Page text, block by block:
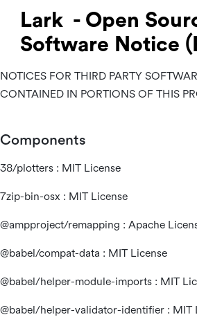
Lark  - Open
Software Notice
NOTICES FOR THIRD PARTY
CONTAINED IN PORTIONS OF THIS
Components
38/plotters : MIT License
7zip-bin-osx : MIT License
@ampproject/remapping : Apache
@babel/compat-data : MIT License
@babel/helper-module-imports : MIT
@babel/helper-validator-identifier : MIT